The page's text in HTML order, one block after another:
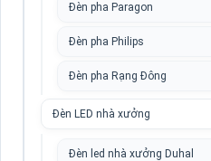
Đèn pha Paragon
Đèn pha Philips
Đèn pha Rạng Đông
Đèn LED nhà xưởng
Đèn led nhà xưởng Duhal